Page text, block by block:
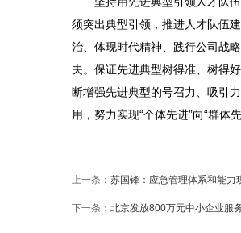
须突出典型引领，推进人才队伍
治、体现时代精神、践行公司战
夫。保证先进典型树得准、树得
断增强先进典型的号召力、吸引
用，努力实现“个体先进”向“群体
上一条： 苏国锋：应急管理体系和能力
下一条： 北京发放800万元中小企业服